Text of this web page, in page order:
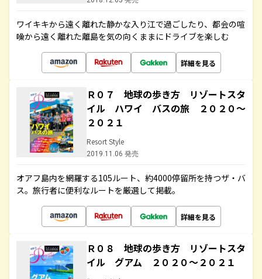
ワイキキから遠く離れた静かな入り江で過ごしたり、都会の喧
噪から遠く離れた離島を気の向くままにドライブを楽しむ
詳細を見る
Ｒ０７ 地球の歩き方 リゾートスタ
イル ハワイ バスの旅 ２０２０～
２０２１
Resort Style
2019.11.06 発売
オアフ島内を網羅する105ルート、約4000停留所を持つザ・バ
ス。旅行者に便利なルートを厳選して掲載。
詳細を見る
Ｒ０８ 地球の歩き方 リゾートスタ
イル グアム ２０２０～２０２１